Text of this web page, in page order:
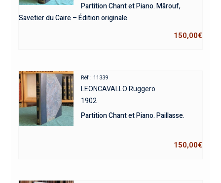
Partition Chant et Piano. Mârouf,
Savetier du Caire – Édition originale.
150,00€
Réf : 11339
LEONCAVALLO Ruggero
1902
Partition Chant et Piano. Paillasse.
150,00€